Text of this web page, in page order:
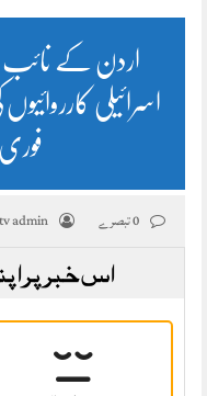
اردن کے نائب
اسرائیلی
admin
اس خبر پر